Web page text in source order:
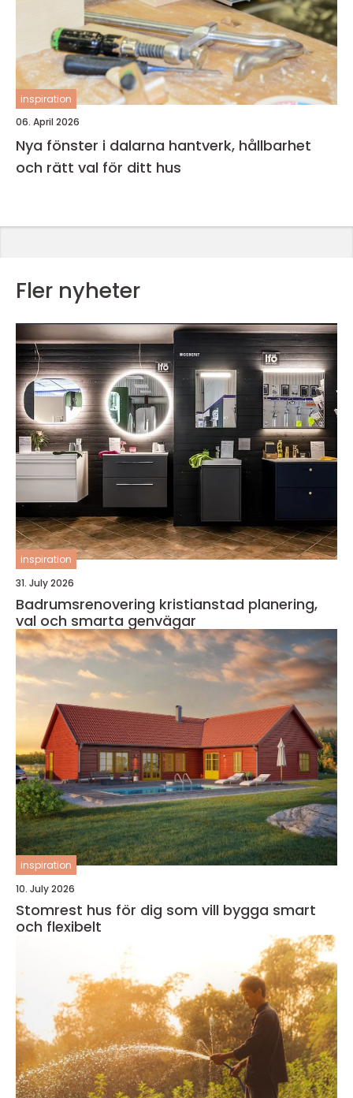
inspiration
06. April 2026
Nya fönster i dalarna hantverk, hållbarhet
och rätt val för ditt hus
Fler nyheter
inspiration
31. July 2026
Badrumsrenovering kristianstad planering,
val och smarta genvägar
inspiration
10. July 2026
Stomrest hus för dig som vill bygga smart
och flexibelt